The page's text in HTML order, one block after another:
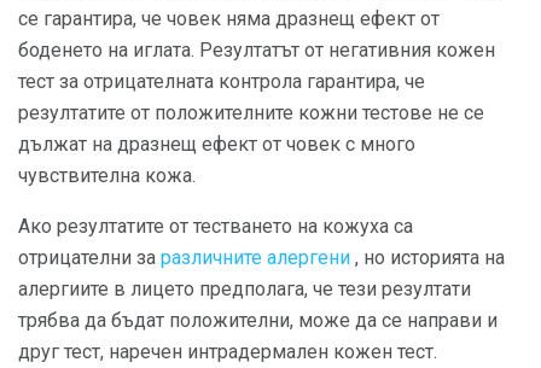
се гарантира, че човек няма дразнещ ефект от
боденето на иглата. Резултатът от негативния кожен
тест за отрицателната контрола гарантира, че
резултатите от положителните кожни тестове не се
дължат на дразнещ ефект от човек с много
чувствителна кожа.
Ако резултатите от тестването на кожуха са
отрицателни за различните алергени , но историята на
алергиите в лицето предполага, че тези резултати
трябва да бъдат положителни, може да се направи и
друг тест, наречен интрадермален кожен тест.